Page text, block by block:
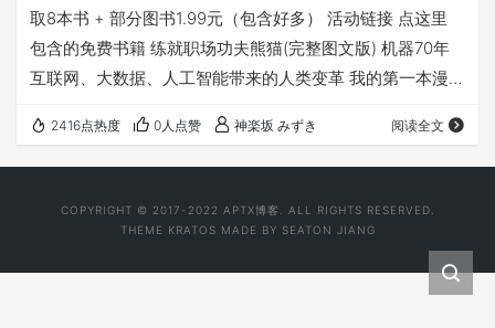
取8本书 + 部分图书1.99元（包含好多） 活动链接 点这里
包含的免费书籍 练就职场功夫熊猫(完整图文版) 机器70年
互联网、大数据、人工智能带来的人类变革 我的第一本漫画
邮差数码照片处理技法•入门篇 (数码暗房) 下一站，西藏
(悠游漫绘馆) HTML5+CSS3网页设计入门必读（异步图
2416点热度 0人点赞 神楽坂 みずき 阅读全文
COPYRIGHT © 2017-2022 APTX博客
. ALL RIGHTS RESERVED.
THEME KRATOS MADE BY SEATON JIANG